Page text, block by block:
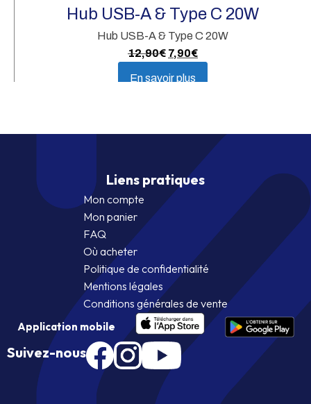
Hub USB-A & Type C 20W
Hub USB-A & Type C 20W
12,90€ Le
7,90€Le
En savoir plus
Liens pratiques
Mon compte
Mon panier
FAQ
Où acheter
Politique de confidentialité
Mentions légales
Conditions générales de vente
Application mobile
Suivez-nous